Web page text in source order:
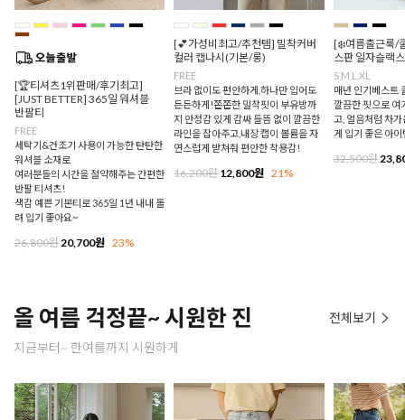
[🏆티셔츠1위판매/후기최고]
[JUST BETTER] 365일 워셔블
반팔티
FREE
세탁기&건조기 사용이 가능한 탄탄한
워셔블 소재로
여러분들의 시간을 절약해주는 간편한
반팔 티셔츠!
색감 예쁜 기본티로 365일 1년 내내 돌
려 입기 좋아요~
26,800원 20,700원 23%
[💕가성비최고/추천템] 밀착커버
컬러 캡나시(기본/롱)
FREE
브라 없이도 편안하게,하나만 입어도
든든하게!쫀쫀한 밀착핏이 부유방까
지 안정감 있게 감싸 들뜸 없이 깔끔한
라인을 잡아주고,내장 캡이 볼륨을 자
연스럽게 받쳐줘 편안한 착용감!
16,200원12,800원 21%
[❄️여름출근룩/
스판 일자슬랙스
S,M,L,XL
매년 인기베스트
깔끔한 핏으로 여
고, 얼음처럼 차
게 입기 좋은 아이
32,500원
올 여름 걱정끝~ 시원한 진
지금부터~ 한여름까지 시원하게
전체보기